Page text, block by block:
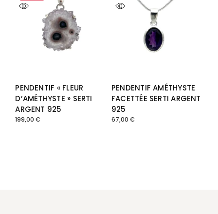
PENDENTIF « FLEUR
D’AMÉTHYSTE » SERTI
ARGENT 925
199,00€
PENDENTIF AMÉTHYSTE
FACETTÉE SERTI ARGENT
925
67,00 €